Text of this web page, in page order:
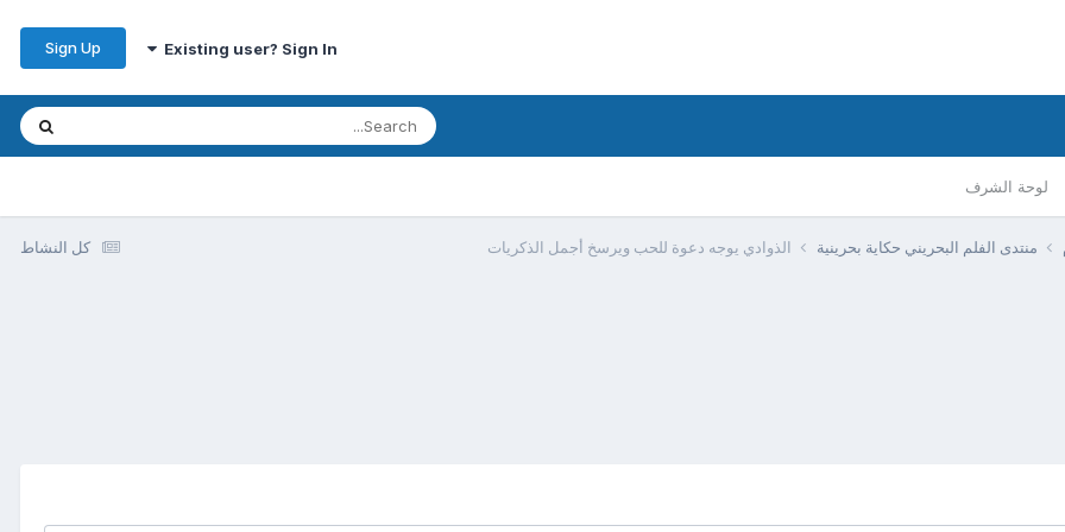
Existing user? Sign In
Sign Up
لوحة الشرف
كل النشاط منتدى الفلم البحريني حكاية بحرينية الذوادي يوجه دعوة للحب ويرسخ أجمل الذكريات